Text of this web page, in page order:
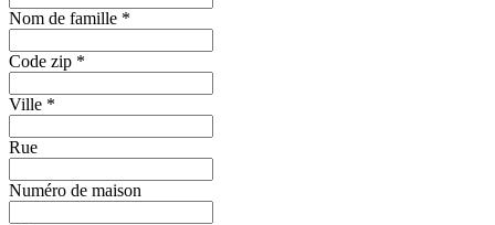
Nom de famille *
Code zip *
Ville *
Rue
Numéro de maison